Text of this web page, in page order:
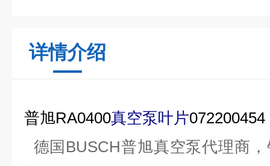
详情介绍
普旭RA0400真空泵叶片072200454
德国 BUSCH普旭真空泵代理商